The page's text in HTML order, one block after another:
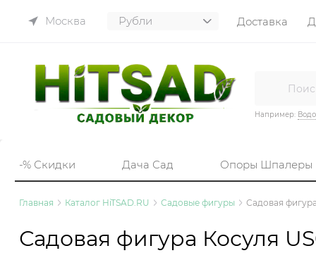
Москва Доставка
Например:
-% Скидки Дача Сад Опоры Шпалеры
Главная Каталог HiTSAD.RU Садовые фигуры Садовая
Садовая фигура Косуля